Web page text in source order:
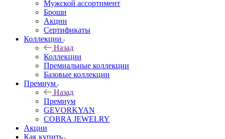
Мужской ассортимент
Броши
Акции
Сертификаты
Коллекции
Назад
Коллекции
Премиальные коллекции
Базовые коллекции
Премиум
Назад
Премиум
GEVORKYAN
COBRA JEWELRY
Акции
Как купить